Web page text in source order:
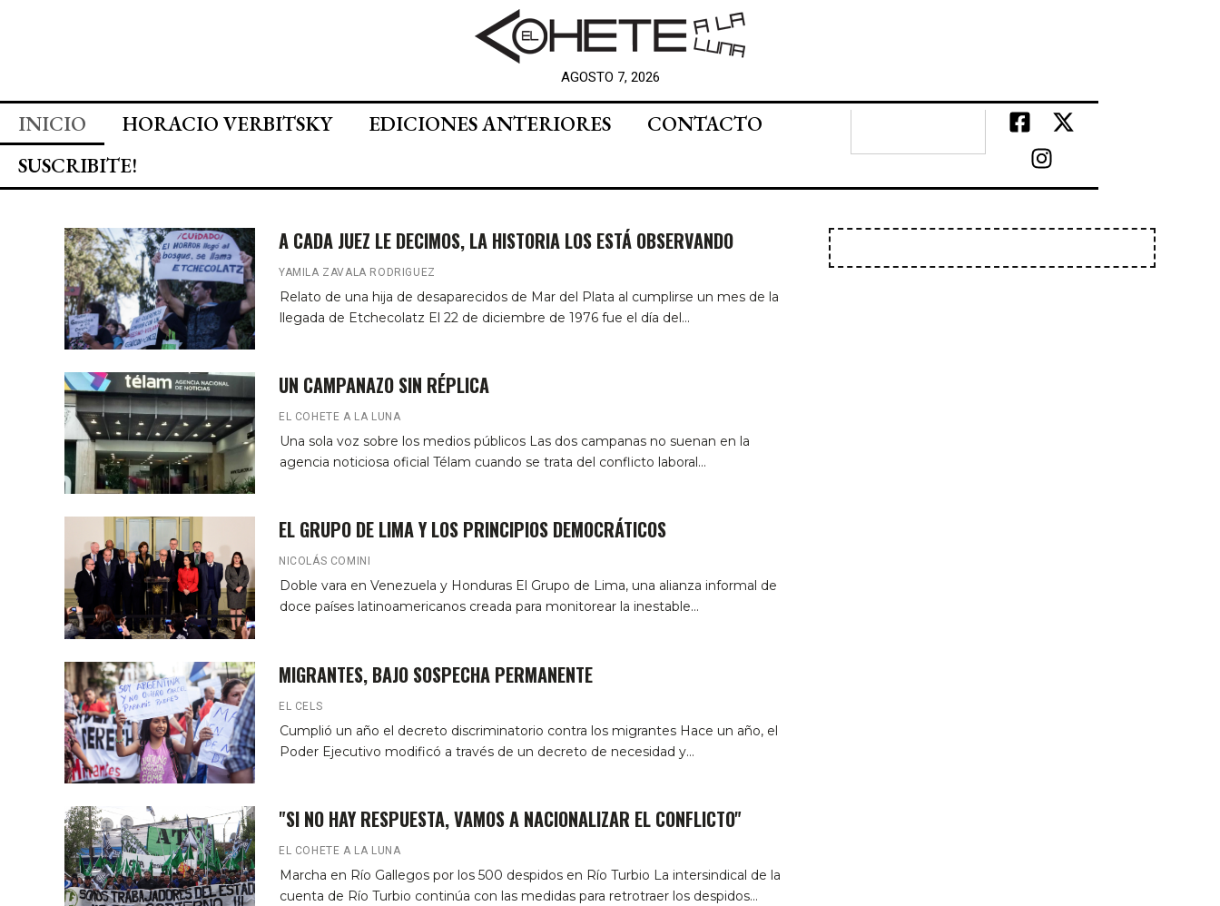
AGOSTO 7, 2026
INICIO HORACIO VERBITSKY EDICIONES ANTERIORES
CONTACTO
SUSCRIBITE!
A CADA JUEZ LE DECIMOS, LA HISTORIA LOS ESTÁ OBSERVANDO
YAMILA ZAVALA RODRIGUEZ
Relato de una hija de desaparecidos de Mar del Plata al cumplirse un mes de la
llegada de Etchecolatz El 22 de diciembre de 1976 fue el día del…
UN CAMPANAZO SIN RÉPLICA
EL COHETE A LA LUNA
Una sola voz sobre los medios públicos Las dos campanas no suenan en la
agencia noticiosa oficial Télam cuando se trata del conflicto laboral…
EL GRUPO DE LIMA Y LOS PRINCIPIOS DEMOCRÁTICOS
NICOLÁS COMINI
Doble vara en Venezuela y Honduras El Grupo de Lima, una alianza informal de
doce países latinoamericanos creada para monitorear la inestable…
MIGRANTES, BAJO SOSPECHA PERMANENTE
EL CELS
Cumplió un año el decreto discriminatorio contra los migrantes Hace un año, el
Poder Ejecutivo modificó a través de un decreto de necesidad y…
"SI NO HAY RESPUESTA, VAMOS A NACIONALIZAR EL CONFLICTO"
EL COHETE A LA LUNA
Marcha en Río Gallegos por los 500 despidos en Río Turbio La intersindical de la
cuenta de Río Turbio continúa con las medidas para retrotraer los despidos…